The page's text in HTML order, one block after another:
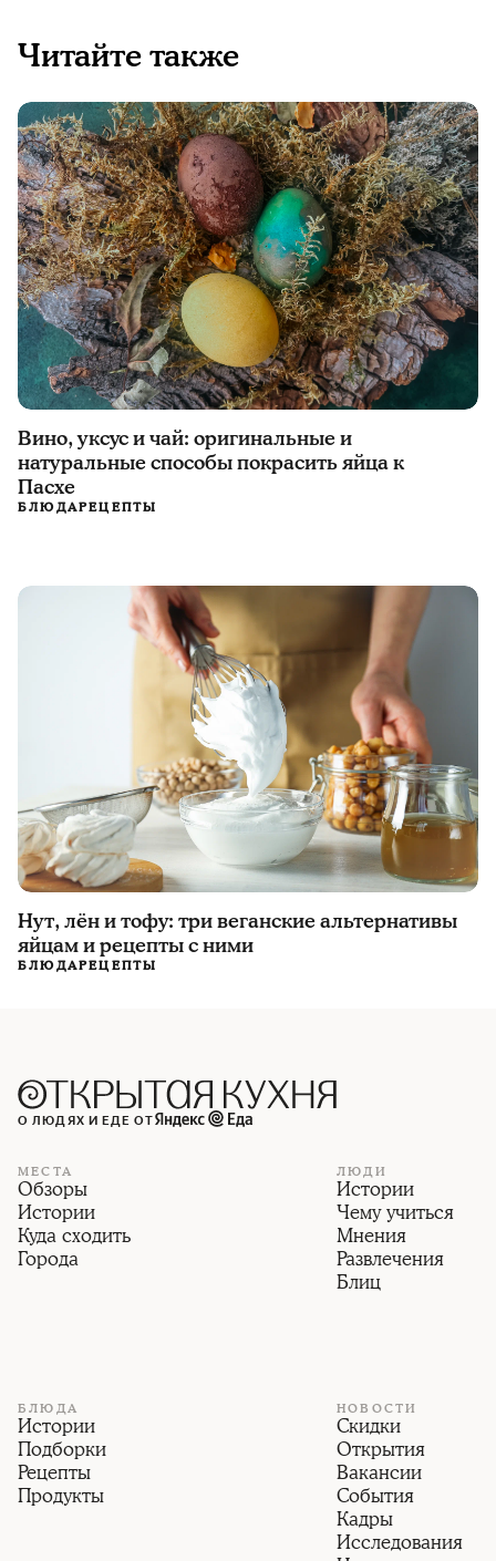
Читайте также
Вино, уксус и чай: оригинальные и
натуральные способы покрасить яйца к
Пасхе
БЛЮДАРЕЦЕПТЫ
Нут, лён и тофу: три веганские альтернативы
яйцам и рецепты с ними
БЛЮДАРЕЦЕПТЫ
О ЛЮДЯХ И ЕДЕ ОТ
МЕСТА
Обзоры
Истории
Куда сходить
Города
ЛЮДИ
Истории
Чему учиться
Мнения
Развлечения
Блиц
БЛЮДА
Истории
Подборки
Рецепты
Продукты
НОВОСТИ
Скидки
Открытия
Вакансии
События
Кадры
Исследования